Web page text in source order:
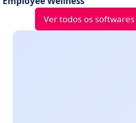
Ver todos os softwares